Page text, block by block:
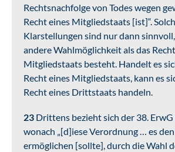
Rechtsnachfolge von Todes wegen
Recht eines Mitgliedstaats [ist]“.
Klarstellungen sind nur dann
andere Wahlmöglichkeit als das
Mitgliedstaats besteht. Handelt es
Recht eines Mitgliedstaats, kann es
Recht eines Drittstaats handeln.
23 Drittens bezieht sich der 38.
wonach „[d]iese Verordnung … es
ermöglichen [sollte], durch die Wahl